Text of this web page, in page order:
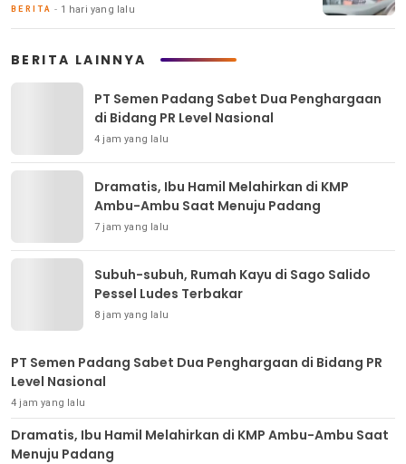
BERITA 1 hari yang lalu
BERITA LAINNYA
PT Semen Padang Sabet Dua Penghargaan
di Bidang PR Level Nasional
4 jam yang lalu
Dramatis, Ibu Hamil Melahirkan di KMP
Ambu-Ambu Saat Menuju Padang
7 jam yang lalu
Subuh-subuh, Rumah Kayu di Sago Salido
Pessel Ludes Terbakar
8 jam yang lalu
PT Semen Padang Sabet Dua Penghargaan di Bidang PR
Level Nasional
4 jam yang lalu
Dramatis, Ibu Hamil Melahirkan di KMP Ambu-Ambu Saat
Menuju Padang